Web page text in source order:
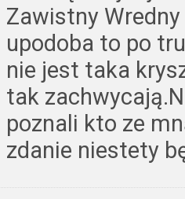
Zawistny
upodoba to po
nie jest taka
tak
poznali kto ze
zdanie niestety